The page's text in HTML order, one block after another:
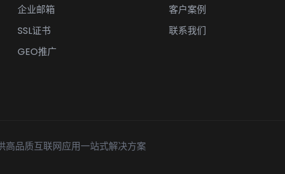
企业邮箱
SSL证书
GEO推广
客户案例
联系我们
品质互联网应用一站式解决方案